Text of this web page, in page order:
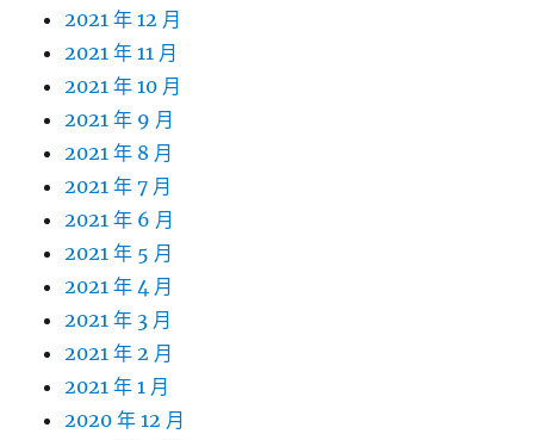
2021 年 12 月
2021 年 11 月
2021 年 10 月
2021 年 9 月
2021 年 8 月
2021 年 7 月
2021 年 6 月
2021 年 5 月
2021 年 4 月
2021 年 3 月
2021 年 2 月
2021 年 1 月
2020 年 12 月